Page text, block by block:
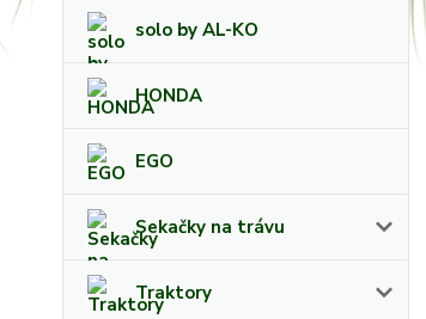
solo by AL-KO
HONDA
EGO
Sekačky na trávu
Traktory